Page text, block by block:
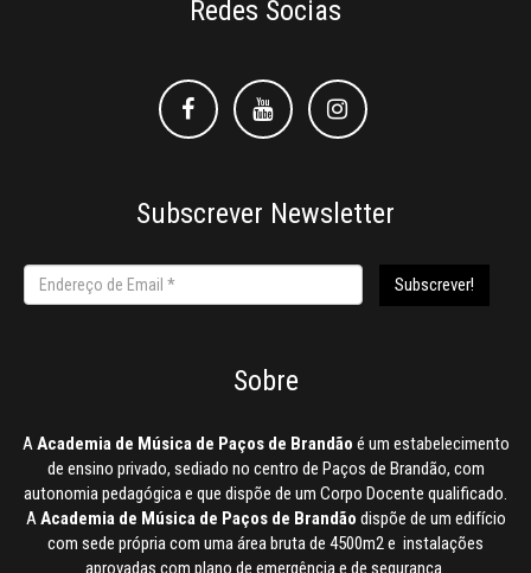
Redes Socias
FacebookFacebookInstagram
Subscrever Newsletter
Sobre
AAcademia de Música de Paços de Brandão é um estabelecimento
de ensino privado, sediado no centro de Paços de Brandão, com
autonomia pedagógica e que dispõe de um Corpo Docente qualificado.
AAcademia de Música de Paços de Brandão dispõe de um edifício
com sede própria com uma área bruta de 4500m2 e instalações
aprovadas com plano de emergência e de segurança.